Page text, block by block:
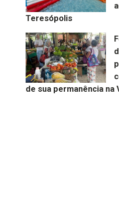
Teresópolis
de sua permanência na